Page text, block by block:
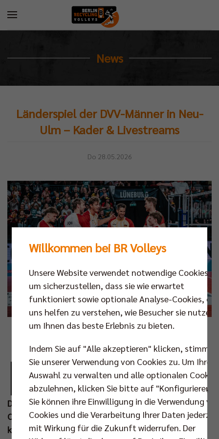
News
Länderspiel der DVV-Männer in Neu-
Ulm – Kader & Livestreams
Do 28.05.2026
D
ie deutsche Männer-Nationalmannschaft
startet am Samstag in Neu-Ulm in den
Länderspiel-Sommer. Am 30. Mai treffen die
DVV-Männer in der ratiopharm Arena auf
Olympiasieger Frankreich. Das Spiel wird live und
kostenlos auf YouTube und Twitch übertragen.
Willkommen bei BR Volleys
Unsere Website verwendet notwendige Cookies,
um sicherzustellen, dass sie wie erwartet
funktioniert sowie optionale Analyse-Cookies, die
uns helfen zu verstehen, wie Besucher sie nutzen,
um Ihnen das beste Erlebnis zu bieten.
Indem Sie auf "Alle akzeptieren" klicken, stimmen
Sie unserer Verwendung von Cookies zu. Um Ihre
Auswahl zu verwalten und alle optionalen Cookies
abzulehnen, klicken Sie bitte auf "Konfigurieren".
Sie können ihre Einwilligung in die Verwendung
Cookies und die Verarbeitung Ihrer Daten
mit Wirkung für die Zukunft widerrufen. Der